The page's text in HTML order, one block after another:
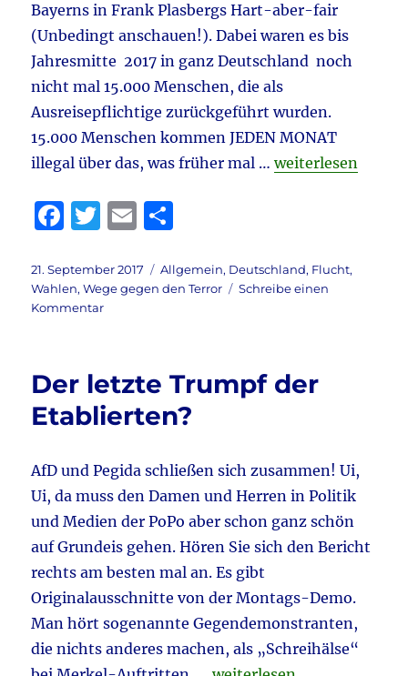
Bayerns in Frank Plasbergs Hart-aber-fair
(Unbedingt anschauen!). Dabei waren es bis
Jahresmitte 2017 in ganz Deutschland noch
nicht mal 15.000 Menschen, die als
Ausreisepflichtige zurückgeführt wurden.
15.000 Menschen kommen JEDEN MONAT
illegal über das, was früher mal …„Es ist keine
weiterlesen
F
c
e
o
k
T
it
te
E
ai
l
le
n
Veröffentlicht
am
21. September 2017 Kategorien
Allgemein, Deutschland, Flucht,
Wahlen,Wege gegen den Terror
Schreibe einen
Kommentarzu
Angst,
es
ist
Der letzte Trumpf der
Etablierten?
AfD und Pegida schließen sich zusammen! Ui,
Ui, da muss den Damen und Herren in Politik
und Medien der PoPo aber schon ganz schön
auf Grundeis gehen. Hören Sie sich den Bericht
rechts am besten mal an. Es gibt
Originalausschnitte von der Montags-Demo.
Man hört sogenannte Gegendemonstranten,
die nichts anderes machen, als „Schreihälse“